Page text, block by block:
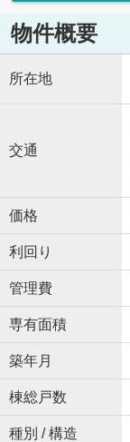
物件概要
所在地
交通
価格
利回り
管理費
専有面積
築年月
棟総戸数
種別 / 構造